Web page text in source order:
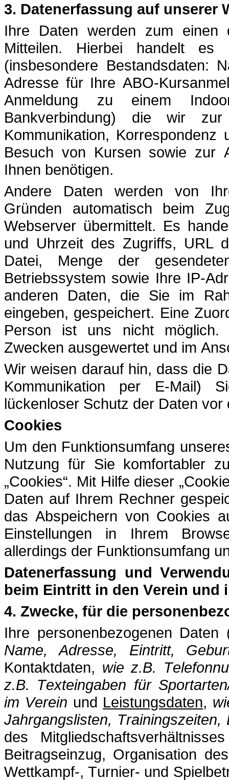
3. Datenerfassung auf unserer
Ihre Daten werden zum
Mitteilen. Hierbei handelt es
(insbesondere Bestandsdaten:
Adresse für Ihre ABO-
Anmeldung zu einem
Bankverbindung) die wir zur
Kommunikation,
Besuch von Kursen sowie zur
Ihnen benötigen.
Andere Daten werden von
Gründen automatisch beim
Webserver übermittelt. Es
und Uhrzeit des Zugriffs, URL
Datei, Menge der
Betriebssystem sowie Ihre IP-
anderen Daten, die Sie im
eingeben, gespeichert. Eine
Person ist uns nicht möglich.
Zwecken ausgewertet und im
Wir weisen darauf hin, dass die
Kommunikation per E-Mail)
lückenloser Schutz der Daten
Cookies
Um den Funktionsumfang
Nutzung für Sie komfortabler
„Cookies“. Mit Hilfe dieser
Daten auf Ihrem Rechner
das Abspeichern von Cookies
Einstellungen in Ihrem
allerdings der Funktionsumfang
Datenerfassung und
beim Eintritt in den Verein und
4. Zwecke, für die
Ihre personenbezogenen
Name, Adresse, Eintritt,
Kontaktdaten, wie z.B.
z.B. Texteingaben für
im Verein und Leistungsdaten,
Jahrgangslisten, Trainingszeiten,
des
Beitragseinzug, Organisation
Wettkampf-, Turnier- und